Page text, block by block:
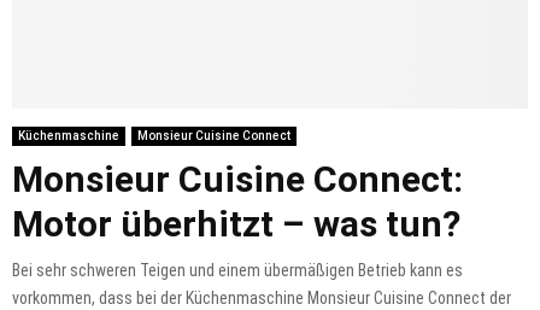
Küchenmaschine Monsieur Cuisine Connect
Monsieur Cuisine Connect:
Motor überhitzt – was tun?
Bei sehr schweren Teigen und einem übermäßigen Betrieb kann es
vorkommen, dass bei der Küchenmaschine Monsieur Cuisine Connect der